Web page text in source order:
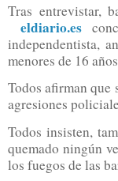
Tras entrevistar,
eldiario.es
independentista,
menores de 16
Todos afirman que
agresiones
Todos insisten,
quemado ningún
los fuegos de las